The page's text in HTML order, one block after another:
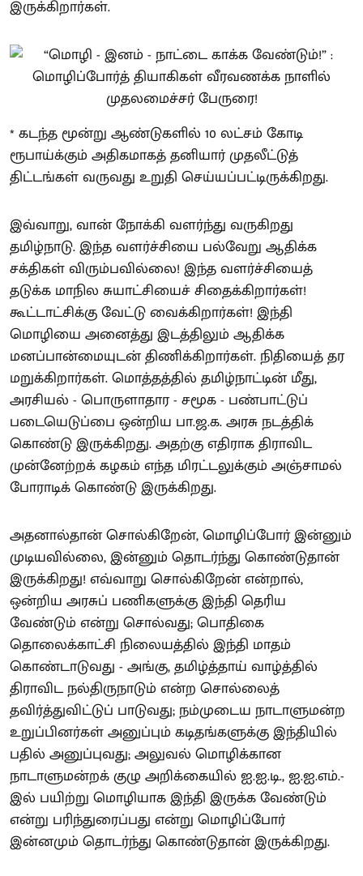
இருக்கிறார்கள்.
* கடந்த மூன்று ஆண்டுகளில் 10 லட்சம் கோடி
ரூபாய்க்கும் அதிகமாகத் தனியார் முதலீட்டுத்
திட்டங்கள் வருவது உறுதி செய்யப்பட்டிருக்கிறது.
இவ்வாறு, வான் நோக்கி வளர்ந்து வருகிறது
தமிழ்நாடு. இந்த வளர்ச்சியை பல்வேறு ஆதிக்க
சக்திகள் விரும்பவில்லை! இந்த வளர்ச்சியைத்
தடுக்க மாநில சுயாட்சியைச் சிதைக்கிறார்கள்!
கூட்டாட்சிக்கு வேட்டு வைக்கிறார்கள்! இந்தி
மொழியை அனைத்து இடத்திலும் ஆதிக்க
மனப்பான்மையுடன் திணிக்கிறார்கள். நிதியைத் தர
மறுக்கிறார்கள். மொத்தத்தில் தமிழ்நாட்டின் மீது,
அரசியல் - பொருளாதார - சமூக - பண்பாட்டுப்
படையெடுப்பை ஒன்றிய பா.ஜ.க. அரசு நடத்திக்
கொண்டு இருக்கிறது. அதற்கு எதிராக திராவிட
முன்னேற்றக் கழகம் எந்த மிரட்டலுக்கும் அஞ்சாமல்
போராடிக் கொண்டு இருக்கிறது.
அதனால்தான் சொல்கிறேன், மொழிப்போர் இன்னும்
முடியவில்லை, இன்னும் தொடர்ந்து கொண்டுதான்
இருக்கிறது! எவ்வாறு சொல்கிறேன் என்றால்,
ஒன்றிய அரசுப் பணிகளுக்கு இந்தி தெரிய
வேண்டும் என்று சொல்வது; பொதிகை
தொலைக்காட்சி நிலையத்தில் இந்தி மாதம்
கொண்டாடுவது - அங்கு, தமிழ்த்தாய் வாழ்த்தில்
திராவிட நல்திருநாடும் என்ற சொல்லைத்
தவிர்த்துவிட்டுப் பாடுவது; நம்முடைய நாடாளுமன்ற
உறுப்பினர்கள் அனுப்பும் கடிதங்களுக்கு இந்தியில்
பதில் அனுப்புவது; அலுவல் மொழிக்கான
நாடாளுமன்றக் குழு அறிக்கையில் ஐ.ஐ.டி., ஐ.ஐ.எம்.-
இல் பயிற்று மொழியாக இந்தி இருக்க வேண்டும்
என்று பரிந்துரைப்பது என்று மொழிப்போர்
இன்னமும் தொடர்ந்து கொண்டுதான் இருக்கிறது.